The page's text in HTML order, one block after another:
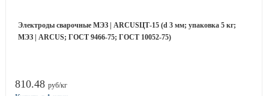
Электроды сварочные МЭЗ | ARCUSЦТ-15 (d 3 мм; упаковка 5 кг;
МЭЗ | ARCUS; ГОСТ 9466-75; ГОСТ 10052-75)
810.48 руб/кг